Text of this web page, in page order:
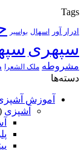
Tags
ادرار آور اسهال بواسیر
سپهری
مشروطه ملک الشعرا
دسته‌ها
آموزش
آشپزی